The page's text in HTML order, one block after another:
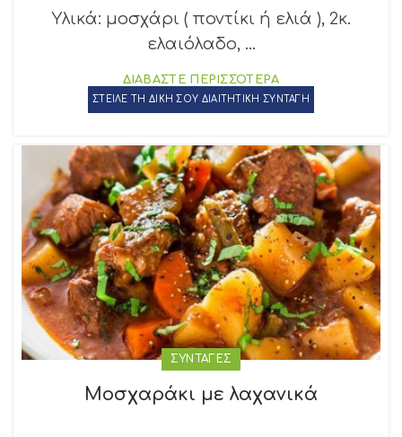
Υλικά: μοσχάρι ( ποντίκι ή ελιά ), 2κ.
ελαιόλαδο, ...
ΔΙΑΒΑΣΤΕ ΠΕΡΙΣΣΟΤΕΡΑ
ΣΤΕΙΛΕ ΤΗ ΔΙΚΗ ΣΟΥ ΔΙΑΙΤΗΤΙΚΗ ΣΥΝΤΑΓΗ
ΣΥΝΤΑΓΕΣ
Μοσχαράκι με λαχανικά